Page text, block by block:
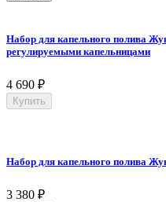
Набор для капельного полива
регулируемыми капельницами
4 690 ₽
Купить
Набор для капельного полива
3 380 ₽